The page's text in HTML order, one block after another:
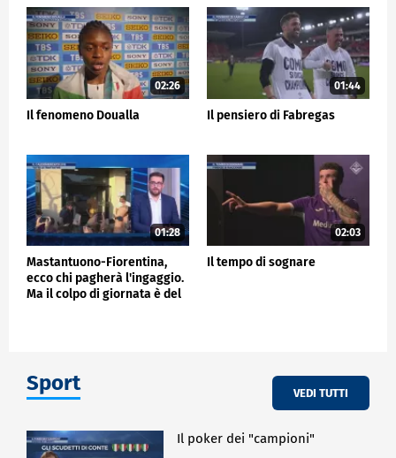
02:26
Il fenomeno Doualla
01:44
Il pensiero di Fabregas
01:28
Mastantuono-Fiorentina,
ecco chi pagherà l'ingaggio.
Ma il colpo di giornata è del
02:03
Il tempo di sognare
Sport VEDI TUTTI
Il poker dei "campioni"